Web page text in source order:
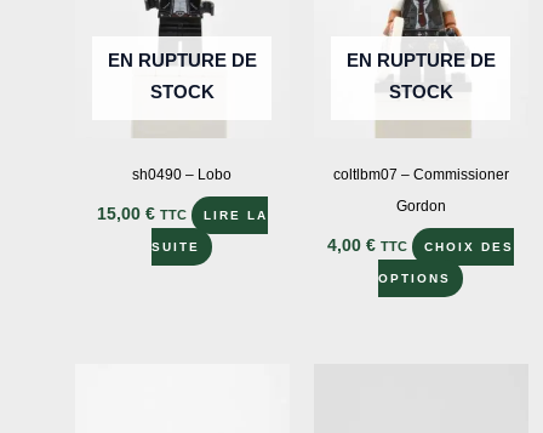
du
produit
EN RUPTURE DE
STOCK
sh0490 – Lobo
15,00 € TTC LIRE LA
SUITE
EN RUPTURE DE
STOCK
coltlbm07 – Commissioner
Gordon
4,00€ TTC CHOIX DES
OPTIONS
Ce